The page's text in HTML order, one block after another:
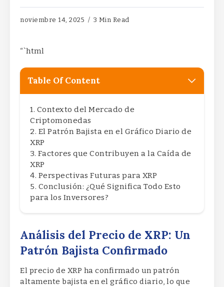
noviembre 14, 2025 3 Min Read
“`html
Table Of Content
Contexto del Mercado de
Criptomonedas
El Patrón Bajista en el Gráfico Diario de
XRP
Factores que Contribuyen a la Caída de
XRP
Perspectivas Futuras para XRP
Conclusión: ¿Qué Significa Todo Esto
para los Inversores?
Análisis del Precio de XRP: Un
Patrón Bajista Confirmado
El precio de XRP ha confirmado un patrón
altamente bajista en el gráfico diario, lo que